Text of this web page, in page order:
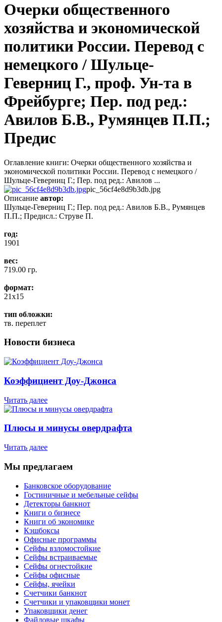
Очерки общественного
хозяйства и экономической
политики России. Перевод с
немецкого / Шульце-
Геверниц Г., проф. Ун-та в
Фрейбурге; Пер. под ред.:
Авилов Б.В., Румянцев П.П.;
Предис
Оглавление книги: Очерки общественного хозяйства и
экономической политики России. Перевод с немецкого /
Шульце-Геверниц Г.; Пер. под ред.: Авилов ...
pic_56cf4e8d9b3db.jpg
Описание автор:
Шульце-Геверниц Г.; Пер. под ред.: Авилов Б.В., Румянцев
П.П.; Предисл.: Струве П.
год:
1901
вес:
719.00 гр.
формат:
21x15
тип обложки:
тв. переплет
Новости бизнеса
Коэффициент Доу-Джонса
Читать далее
Плюсы и минусы овердрафта
Читать далее
Мы предлагаем
Банковское оборудование
Гостиничные и мебельные сейфы
Детекторы банкнот
Книги о бизнесе
Книги об экономике
Кэшбоксы
Офисные программы
Сейфы взломостойкие
Сейфы встраиваемые
Сейфы огнестойкие
Сейфы офисные
Сейфы, ячейки
Счетчики банкнот
Счетчики и упаковщики монет
Упаковщики денег
Файловые шкафы